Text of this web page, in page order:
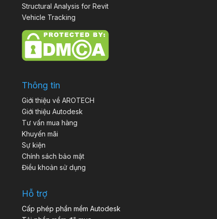
Structural Analysis for Revit
Vehicle Tracking
Thông tin
Giới thiệu về AROTECH
Giới thiệu Autodesk
Tư vấn mua hàng
Khuyến mãi
Sự kiện
Chính sách bảo mật
Điều khoản sử dụng
Hỗ trợ
Cấp phép phần mềm Autodesk